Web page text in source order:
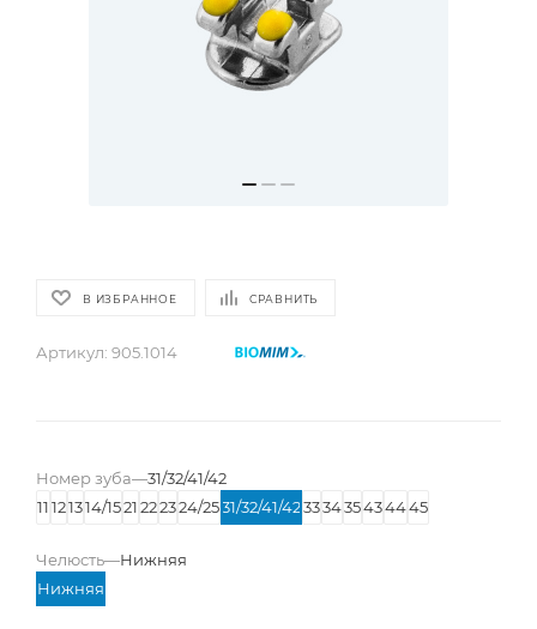
В ИЗБРАННОЕ СРАВНИТЬ
Артикул: 905.1014
Номер зуба—31/32/41/42
11121314/1521222324/2531/32/41/42333435434445
Челюсть—Нижняя
Нижняя